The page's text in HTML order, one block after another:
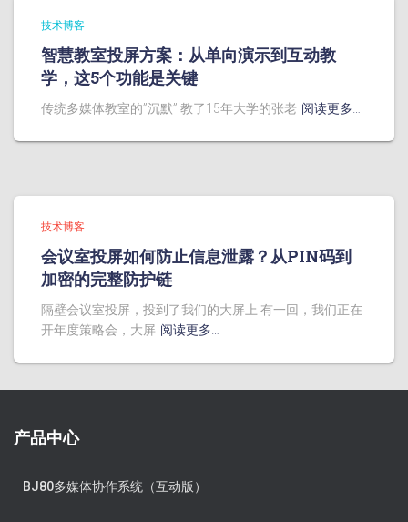
技术博客
智慧教室投屏方案：从单向演示到互动教
学，这5个功能是关键
传统多媒体教室的”沉默” 教了15年大学的张老 阅读更多…
技术博客
会议室投屏如何防止信息泄露？从PIN码到
加密的完整防护链
隔壁会议室投屏，投到了我们的大屏上 有一回，我们正在
开年度策略会，大屏 阅读更多…
产品中心
BJ80多媒体协作系统（互动版）